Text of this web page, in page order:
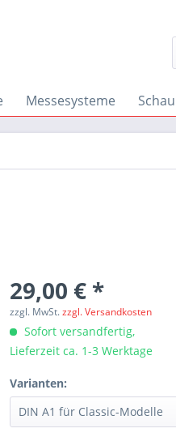
Messesysteme
29,00 € *
zzgl. MwSt.zzgl. Versandkosten
Sofort versandfertig,
Lieferzeit ca. 1-3 Werktage
Varianten: